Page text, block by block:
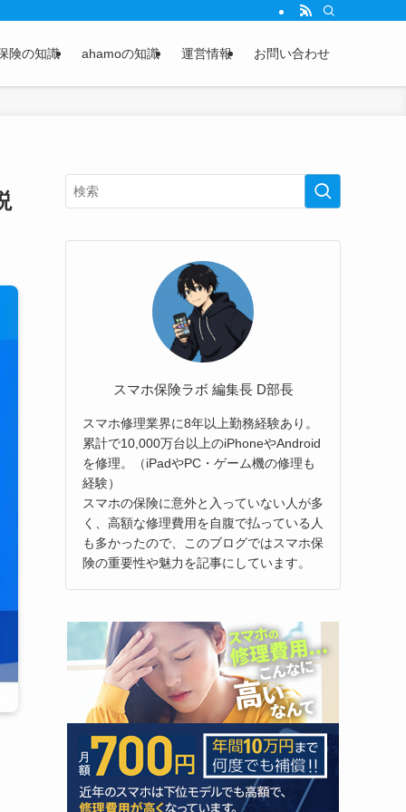
険の知識 ahamoの知識 運営情報 お問い合わせ
スマホ保険ラボ 編集長 D部長
スマホ修理業界に8年以上勤務経験あり。
累計で10,000万台以上のiPhoneやAndroid
を修理。（iPadやPC・ゲーム機の修理も
経験）
スマホの保険に意外と入っていない人が多
く、高額な修理費用を自腹で払っている人
も多かったので、このブログではスマホ保
険の重要性や魅力を記事にしています。